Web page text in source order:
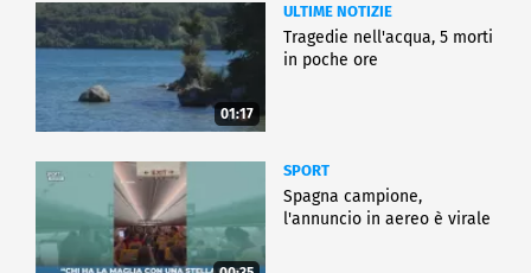
01:17
ULTIME NOTIZIE
Tragedie nell'acqua, 5 morti
in poche ore
SPORT
Spagna campione,
l'annuncio in aereo è virale